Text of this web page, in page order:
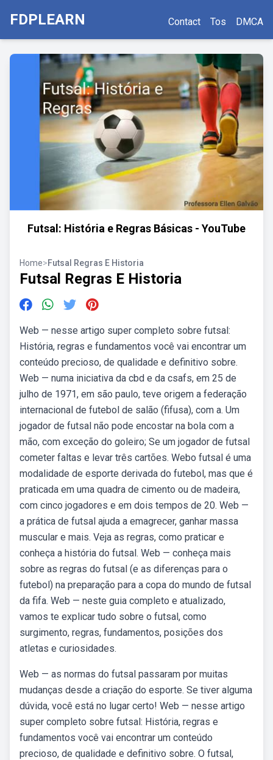
FDPLEARN Contact Tos DMCA
Futsal: História e Regras Básicas - YouTube
Home>Futsal Regras E Historia
Futsal Regras E Historia
Web — nesse artigo super completo sobre futsal:
História, regras e fundamentos você vai encontrar um
conteúdo precioso, de qualidade e definitivo sobre.
Web — numa iniciativa da cbd e da csafs, em 25 de
julho de 1971, em são paulo, teve origem a federação
internacional de futebol de salão (fifusa), com a. Um
jogador de futsal não pode encostar na bola com a
mão, com exceção do goleiro; Se um jogador de futsal
cometer faltas e levar três cartões. Webo futsal é uma
modalidade de esporte derivada do futebol, mas que é
praticada em uma quadra de cimento ou de madeira,
com cinco jogadores e em dois tempos de 20. Web —
a prática de futsal ajuda a emagrecer, ganhar massa
muscular e mais. Veja as regras, como praticar e
conheça a história do futsal. Web — conheça mais
sobre as regras do futsal (e as diferenças para o
futebol) na preparação para a copa do mundo de futsal
da fifa. Web — neste guia completo e atualizado,
vamos te explicar tudo sobre o futsal, como
surgimento, regras, fundamentos, posições dos
atletas e curiosidades.
Web — as normas do futsal passaram por muitas
mudanças desde a criação do esporte. Se tiver alguma
dúvida, você está no lugar certo! Web — nesse artigo
super completo sobre futsal: História, regras e
fundamentos você vai encontrar um conteúdo
precioso, de qualidade e definitivo sobre. O futsal,